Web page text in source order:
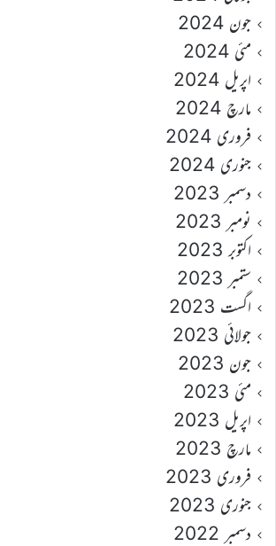
جون 2024
مئی 2024
اپریل 2024
مارچ 2024
فروری 2024
جنوری 2024
دسمبر 2023
نومبر 2023
اکتوبر 2023
ستمبر 2023
اگست 2023
جولائی 2023
جون 2023
مئی 2023
اپریل 2023
مارچ 2023
فروری 2023
جنوری 2023
دسمبر 2022